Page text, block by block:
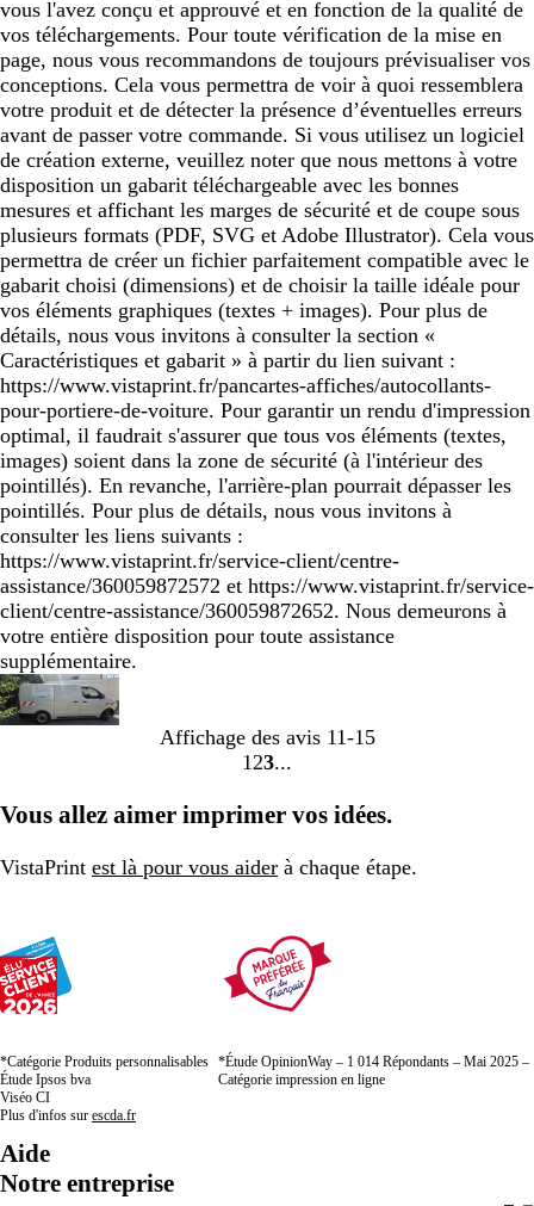
vous l'avez conçu et approuvé et en fonction de la qualité de
vos téléchargements. Pour toute vérification de la mise en
page, nous vous recommandons de toujours prévisualiser vos
conceptions. Cela vous permettra de voir à quoi ressemblera
votre produit et de détecter la présence d’éventuelles erreurs
avant de passer votre commande. Si vous utilisez un logiciel
de création externe, veuillez noter que nous mettons à votre
disposition un gabarit téléchargeable avec les bonnes
mesures et affichant les marges de sécurité et de coupe sous
plusieurs formats (PDF, SVG et Adobe Illustrator). Cela vous
permettra de créer un fichier parfaitement compatible avec le
gabarit choisi (dimensions) et de choisir la taille idéale pour
vos éléments graphiques (textes + images). Pour plus de
détails, nous vous invitons à consulter la section «
Caractéristiques et gabarit » à partir du lien suivant :
https://www.vistaprint.fr/pancartes-affiches/autocollants-
pour-portiere-de-voiture. Pour garantir un rendu d'impression
optimal, il faudrait s'assurer que tous vos éléments (textes,
images) soient dans la zone de sécurité (à l'intérieur des
pointillés). En revanche, l'arrière-plan pourrait dépasser les
pointillés. Pour plus de détails, nous vous invitons à
consulter les liens suivants :
https://www.vistaprint.fr/service-client/centre-
assistance/360059872572 et https://www.vistaprint.fr/service-
client/centre-assistance/360059872652. Nous demeurons à
votre entière disposition pour toute assistance
supplémentaire.
Affichage des avis 11-15
Accéder
la
1 Accéder
la
2 Accéder
la
3
Vous allez aimer imprimer vos idées.
VistaPrint est là pour vous aider à chaque étape.
*Catégorie Produits personnalisables
Étude Ipsos bva
Viséo CI
Plus d'infos sur escda.fr
*Étude OpinionWay – 1 014 Répondants – Mai 2025 –
Catégorie impression en ligne
Aide
Notre entreprise